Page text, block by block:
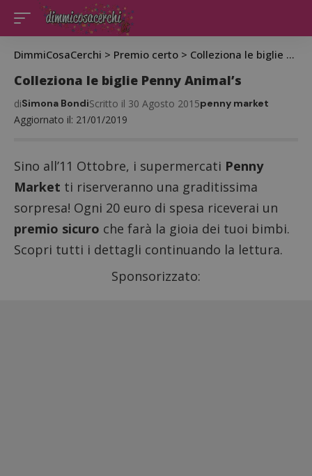
DimmiCosaCerchi > Premio certo > Colleziona le biglie Penny Animal’s
Colleziona le biglie Penny Animal’s
Aggiornato il: 21/01/2019
diSimona BondiScritto il 30 Agosto 2015penny market
Sino all’11 Ottobre, i supermercati Penny
Market ti riserveranno una graditissima
sorpresa! Ogni 20 euro di spesa riceverai un
premio sicuro che farà la gioia dei tuoi bimbi.
Scopri tutti i dettagli continuando la lettura.
Sponsorizzato: